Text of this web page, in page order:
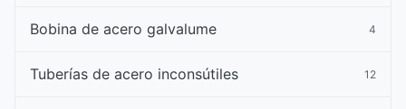
Bobina de acero galvalume 4
Tuberías de acero inconsútiles 12